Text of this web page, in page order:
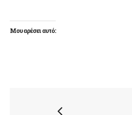
Μου αρέσει αυτό: